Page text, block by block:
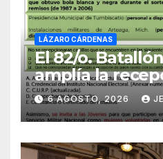
LÁZARO CÁRDENAS
El 82/o.
amplía la
documentos
Catilla del
Nacional
6 AGOSTO, 2026